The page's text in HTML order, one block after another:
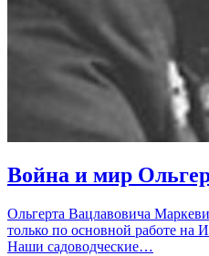
Война и мир
Ольгерта Вацлавовича
только по основной работе на
Наши садоводческие…